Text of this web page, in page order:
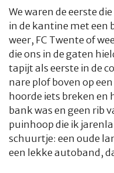
We waren de eerste
in de kantine met een
weer, FC Twente of
die ons in de gaten
tapijt als eerste in de
nare plof boven op
hoorde iets breken en
bank was en geen rib
puinhoop die ik
schuurtje: een oude
een lekke autoband,